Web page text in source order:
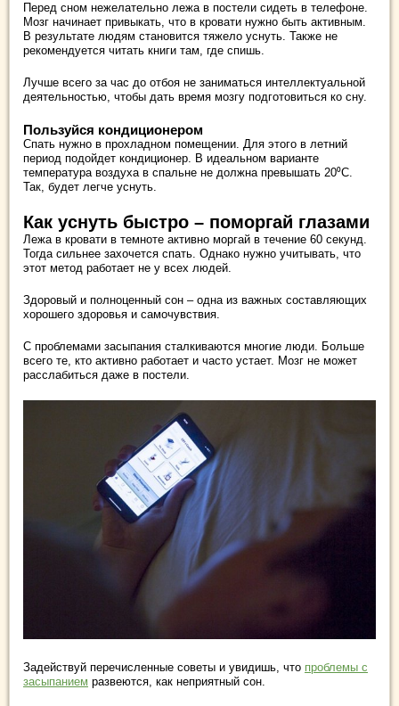
Перед сном нежелательно лежа в постели сидеть в телефоне.
Мозг начинает привыкать, что в кровати нужно быть активным.
В результате людям становится тяжело уснуть. Также не
рекомендуется читать книги там, где спишь.
Лучше всего за час до отбоя не заниматься интеллектуальной
деятельностью, чтобы дать время мозгу подготовиться ко сну.
Пользуйся кондиционером
Спать нужно в прохладном помещении. Для этого в летний
период подойдет кондиционер. В идеальном варианте
температура воздуха в спальне не должна превышать 20⁰С.
Так, будет легче уснуть.
Как уснуть быстро – поморгай глазами
Лежа в кровати в темноте активно моргай в течение 60 секунд.
Тогда сильнее захочется спать. Однако нужно учитывать, что
этот метод работает не у всех людей.
Здоровый и полноценный сон – одна из важных составляющих
хорошего здоровья и самочувствия.
С проблемами засыпания сталкиваются многие люди. Больше
всего те, кто активно работает и часто устает. Мозг не может
расслабиться даже в постели.
Задействуй перечисленные советы и увидишь, что проблемы с
засыпанием развеются, как неприятный сон.